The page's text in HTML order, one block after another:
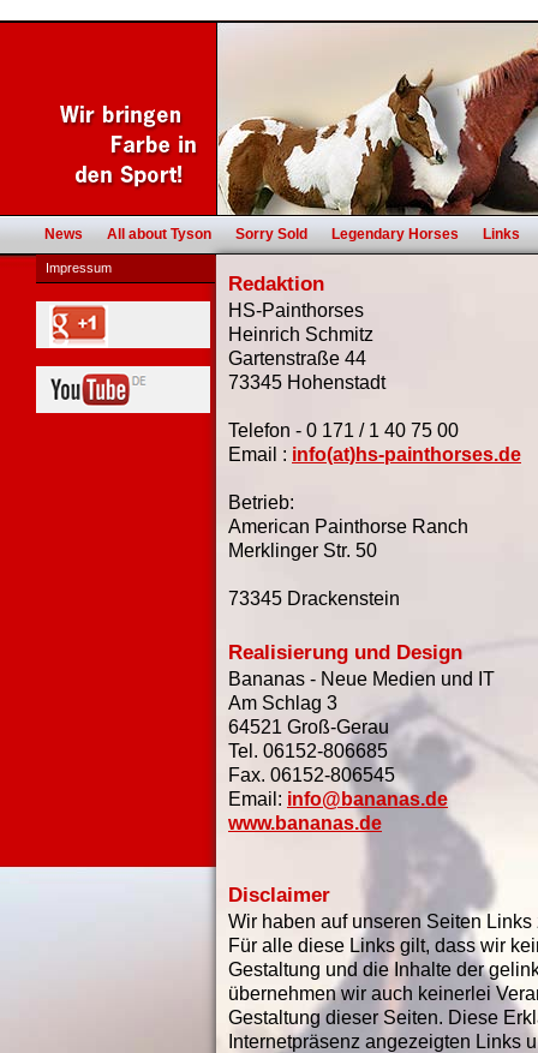
News All about Tyson Sorry Sold Legendary Horses Links
Impressum
Redaktion
HS-Painthorses
Heinrich Schmitz
Gartenstraße 44
73345 Hohenstadt
Telefon - 0 171 / 1 40 75 00
Email : info(at)hs-painthorses.de
Betrieb:
American Painthorse Ranch
Merklinger Str. 50
73345 Drackenstein
Realisierung und Design
Bananas - Neue Medien und IT
Am Schlag 3
64521 Groß-Gerau
Tel. 06152-806685
Fax. 06152-806545
Email: info@bananas.de
www.bananas.de
Disclaimer
Wir haben auf unseren Seiten
Für alle diese Links gilt, dass wir
Gestaltung und die Inhalte der
übernehmen wir auch keinerlei
Gestaltung dieser Seiten. Diese
Internetpräsenz angezeigten Links